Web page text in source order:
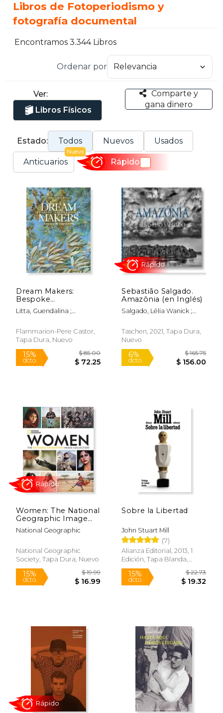
Libros de Fotoperiodismo y
fotografía documental
Encontramos 3.344 Libros
Ordenar por
Ver:
Libros Físicos
Comparte y
gana dinero
Estado: Todos Nuevos Usados
Anticuarios
Nuevo
Rápido
Dream Makers:
Bespoke
Celebrations (en
Inglés)
Litta, Guendalina ;
Michaël
Flammarion-Pere Castor,
Tapa Dura, Nuevo
15%
dcto.
$ 85.00
$ 72.25
Sebastião Salgado.
Amazônia (en Inglés)
Salgado, Lélia Wanick ;
Taschen, 2021, Tapa Dura,
Nuevo
6%
dcto.
Women: The National
Geographic Image
Collection (National
Geographic
Inglés)
National Geographic
National Geographic
Society, Tapa Dura, Nuevo
15%
dcto.
Rápido
Sobre la Libertad
John Stuart Mill
(7)
Alianza Editorial, 2013, 1
Edición, Tapa Blanda,
Nuevo
15%
dcto.